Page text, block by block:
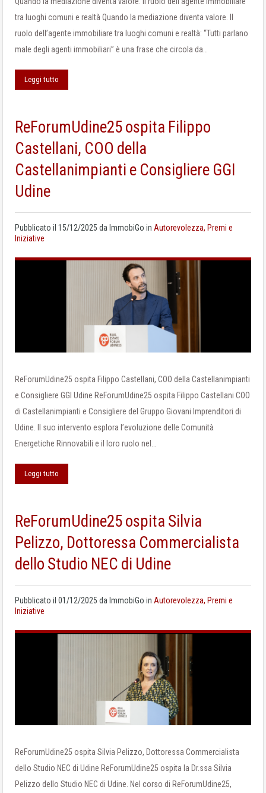
tra luoghi comuni e realtà Quando la mediazione diventa valore. Il
ruolo dell’agente immobiliare tra luoghi comuni e realtà: “Tutti parlano
male degli agenti immobiliari” è una frase che circola da…
Leggi tutto
ReForumUdine25 ospita Filippo
Castellani, COO della
Castellanimpianti e Consigliere GGI
Udine
Pubblicato il 15/12/2025 da ImmobiGo in Autorevolezza, Premi e
Iniziative
ReForumUdine25 ospita Filippo Castellani, COO della Castellanimpianti
e Consigliere GGI Udine ReForumUdine25 ospita Filippo Castellani COO
di Castellanimpianti e Consigliere del Gruppo Giovani Imprenditori di
Udine. Il suo intervento esplora l’evoluzione delle Comunità
Energetiche Rinnovabili e il loro ruolo nel…
Leggi tutto
ReForumUdine25 ospita Silvia
Pelizzo, Dottoressa Commercialista
dello Studio NEC di Udine
Pubblicato il 01/12/2025 da ImmobiGo in Autorevolezza, Premi e
Iniziative
ReForumUdine25 ospita Silvia Pelizzo, Dottoressa Commercialista
dello Studio NEC di Udine ReForumUdine25 ospita la Dr.ssa Silvia
Pelizzo dello Studio NEC di Udine. Nel corso di ReForumUdine25,